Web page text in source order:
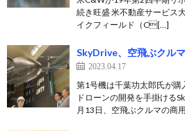
続き旺盛 米不動産サービス
イクフィールド（C[…]
SkyDrive、空飛ぶクル
2023.04.17
第1号機は千葉功太郎氏が購
ドローンの開発を手掛ける
月13日、空飛ぶクルマの商